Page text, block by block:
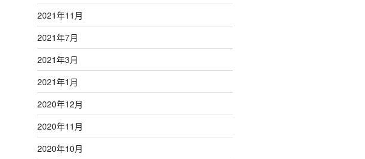
2021年11月
2021年7月
2021年3月
2021年1月
2020年12月
2020年11月
2020年10月